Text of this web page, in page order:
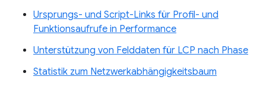
Ursprungs- und Script-Links für Profil- und
Funktionsaufrufe in Performance
Unterstützung von Felddaten für LCP nach Phase
Statistik zum Netzwerkabhängigkeitsbaum